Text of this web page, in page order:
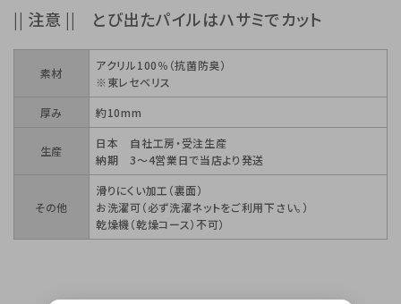
|| 注意 || とび出たパイルはハサミでカット
素材
アクリル100％（抗菌防臭）
※東レセベリス
厚み
約10mm
生産
日本 自社工房・受注生産
納期 3～4営業日で当店より発送
その他
滑りにくい加工（裏面）
お洗濯可（必ず洗濯ネットをご利用下さい。）
乾燥機（乾燥コース）不可）